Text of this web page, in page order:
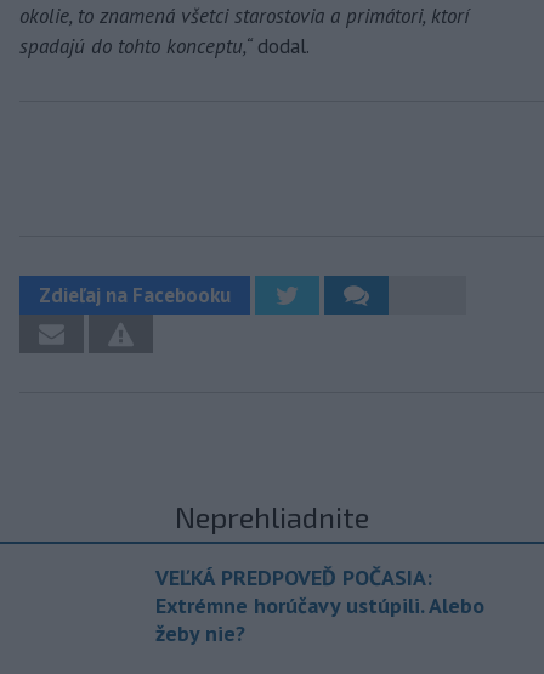
okolie, to znamená všetci starostovia a primátori, ktorí
spadajú do tohto konceptu,“ dodal.
Zdieľaj na Facebooku
Neprehliadnite
VEĽKÁ PREDPOVEĎ POČASIA:
Extrémne horúčavy ustúpili. Alebo
žeby nie?